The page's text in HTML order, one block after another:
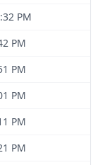
PM
PM
PM
PM
PM
PM